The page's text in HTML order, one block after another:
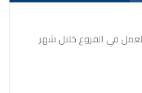
في الفروع خلال شهر